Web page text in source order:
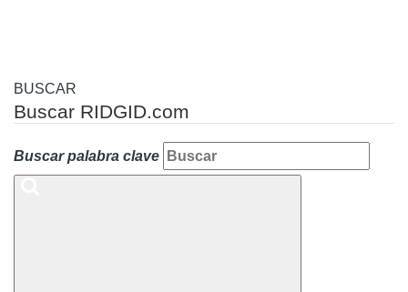
BUSCAR
Buscar RIDGID.com
Buscar palabra clave